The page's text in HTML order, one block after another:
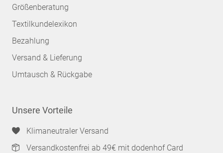
Größenberatung
Textilkundelexikon
Bezahlung
Versand & Lieferung
Umtausch & Rückgabe
Unsere Vorteile
Klimaneutraler Versand
Versandkostenfrei ab 49€ mit dodenhof Card